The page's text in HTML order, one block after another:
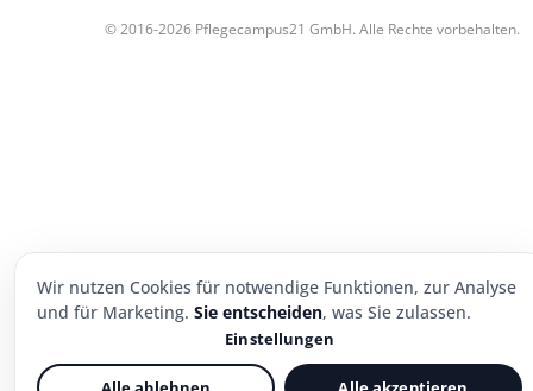
© 2016-2026 Pflegecampus21 GmbH. Alle Rechte vorbehalten.
Wir nutzen Cookies für notwendige Funktionen, zur Analyse
und für Marketing. Sie entscheiden, was Sie zulassen.
Einstellungen